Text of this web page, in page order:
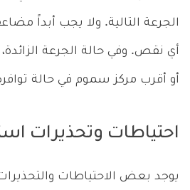
الجرعة التالية. ولا يجب أبداً
أي نقص. وفي حالة الجرعة
أو أقرب مركز سموم في حالة
احتياطات وتحذيرات
يوجد بعض الاحتياطات